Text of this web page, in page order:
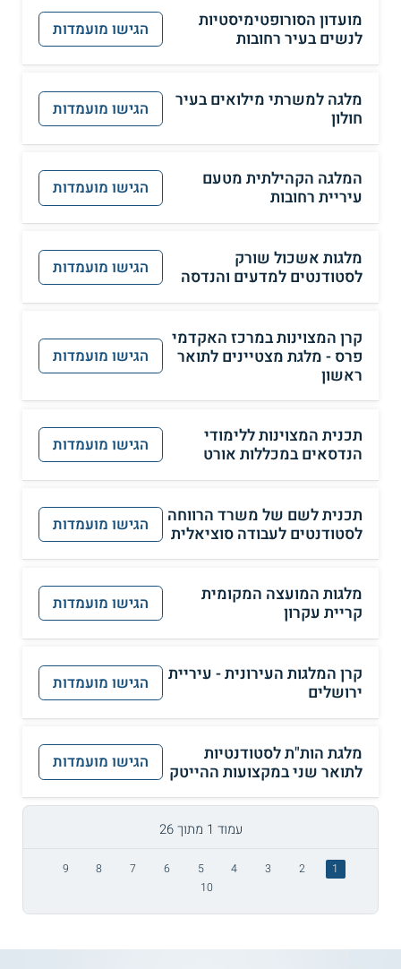
מועדון הסורופטימיסטיות
לנשים בעיר רחובות
הגישו מועמדות
מלגה למשרתי מילואים בעיר
חולון
הגישו מועמדות
המלגה הקהילתית מטעם
עיריית רחובות
הגישו מועמדות
מלגות אשכול שורק
לסטודנטים למדעים והנדסה
הגישו מועמדות
קרן המצוינות במרכז האקדמי
פרס - מלגת מצטיינים לתואר
ראשון
הגישו מועמדות
תכנית המצוינות ללימודי
הנדסאים במכללות אורט
הגישו מועמדות
תכנית לשם של משרד הרווחה
לסטודנטים לעבודה סוציאלית
הגישו מועמדות
מלגות המועצה המקומית
קריית עקרון
הגישו מועמדות
קרן המלגות העירונית - עיריית
ירושלים
הגישו מועמדות
מלגת הות"ת לסטודנטיות
לתואר שני במקצועות ההייטק
הגישו מועמדות
עמוד 1 מתוך 26
1
2
3
4
5
6
7
8
9
10